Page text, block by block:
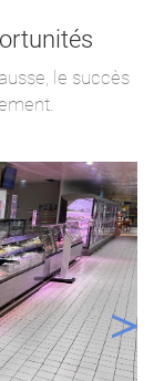
le succès